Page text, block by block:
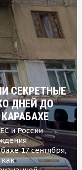
СЕКРЕТНЫЕ
ДНЕЙ ДО
и России
17 сентября,
как